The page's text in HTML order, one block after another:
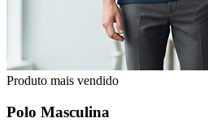
Produto mais vendido
Polo Masculina